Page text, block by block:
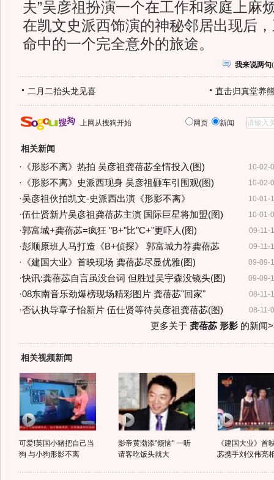
夫”吴彦祖扮演一个在工作和家庭上麻
在凯文史派西饰演的神秘邻居出现后
命中的一个完全意外的旅途。
我来说两句(
二月二抬头龙见喜 直击归真堂养
上网从搜狗开始 网页 新闻
相关新闻
10-02-
· 《形影不离》热拍 吴彦祖龚蓓苾全情投入(图)
10-02-
· 《形影不离》史派西现身 吴彦祖砸车引围观(图)
10-01-
·吴彦祖伙拍凯文-史派西出演《形影不离》
10-01-
·伍仕贤新片吴彦祖龚蓓苾主演 国际巨星将加盟(图)
09-11-
·郭富城+龚蓓苾=疯狂 "B+"比"C+"更吓人(图)
09-11-
·彭顺原班人马打造《B+侦探》 郭富城力荐龚蓓苾
09-09-
· 《建国大业》首映现场 龚蓓苾尽显优雅(图)
09-09-
·快讯:龚蓓苾自言虽没台词 但胜过吴宇森没镜头(图)
08-11-
·08东南音乐劲爆榜现场精彩图片 龚蓓苾"回家"
08-11-
·否认执导章子怡新片 伍仕贤等待吴彦祖龚蓓苾(图)
更多关于 龚蓓苾 形影的新闻
相关视频新闻
可爱!英国小猪把自己当
狗 与小狗形影不离
影帝黄渤添"烦恼" 一听
请客吃饭头就大
《建国大业》首
苾携手刘仪伟亮